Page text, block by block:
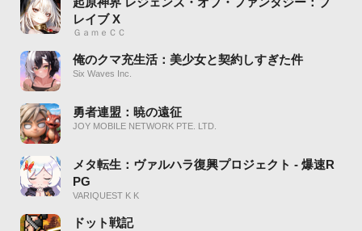
レイブ X
ＧａｍｅＣＣ
俺のクマ充生活：美少女と契約しすぎた件
Six Waves Inc.
勇者連盟：暁の遠征
JOY MOBILE NETWORK PTE. LTD.
メタ転生：ヴァルハラ復興プロジェクト - 爆速R
PG
VARIQUEST K K
ドット戦記